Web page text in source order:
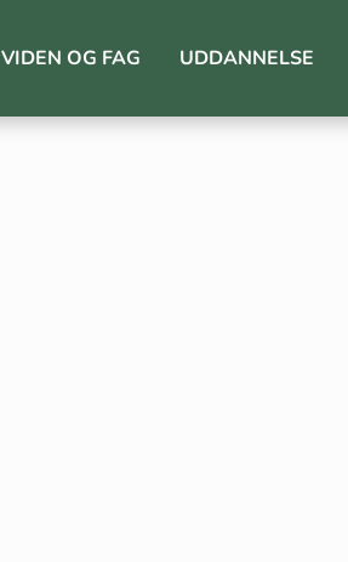
VIDEN OG FAG UDDANNELSE